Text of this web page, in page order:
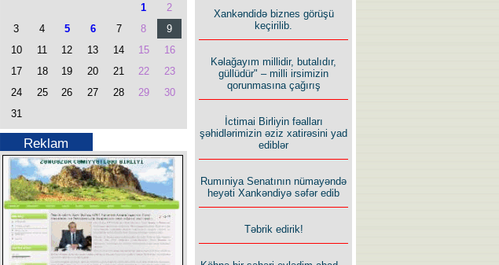
1
2
3
4 5 6 7 8
9
10
11 12 13 14 15
16
17
18 19 20 21 22
23
24
25 26 27 28 29
30
31
Reklam
Xankəndidə biznes görüşü
keçirilib.
Kəlağayım millidir, butalıdır,
güllüdür" – milli irsimizin
qorunmasına çağırış
İctimai Birliyin fəalları
şəhidlərimizin əziz xatirəsini yad
ediblər
Rumıniya Senatının nümayəndə
heyəti Xankəndiyə səfər edib
Təbrik edirik!